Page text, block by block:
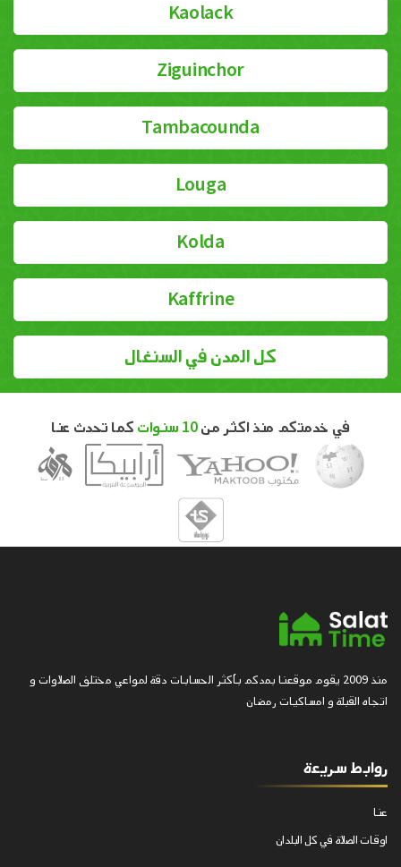
Kaolack
Ziguinchor
Tambacounda
Louga
Kolda
Kaffrine
كل المدن في السنغال
في خدمتكم منذ اكثر من10 سنوات كما تحدث عنا
منذ 2009 يقوم موقعنا بمدكم بأكثر الحسابات دقة لمواعي مختلف الصلاوات و
اتجاه القبلة و امساكيات رمضان
روابط سريعة
عنا
اوقات الصلاة في كل البلدان